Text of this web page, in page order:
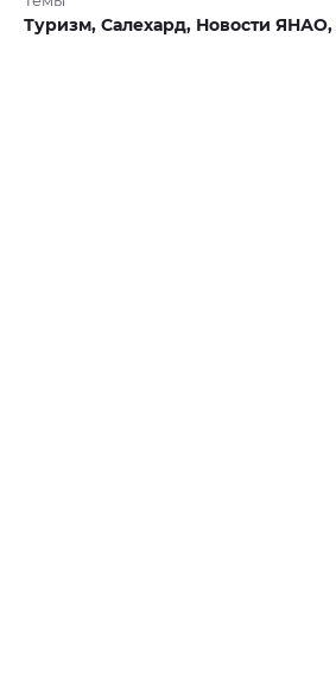
Туризм, Салехард, Новости ЯНАО,